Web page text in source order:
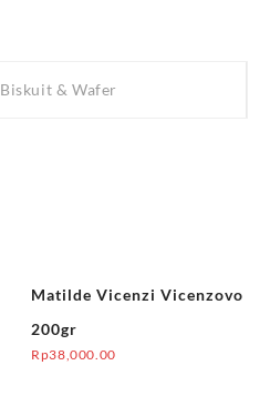
Biskuit & Wafer
Matilde Vicenzi Vicenzovo
200gr
Rp38,000.00